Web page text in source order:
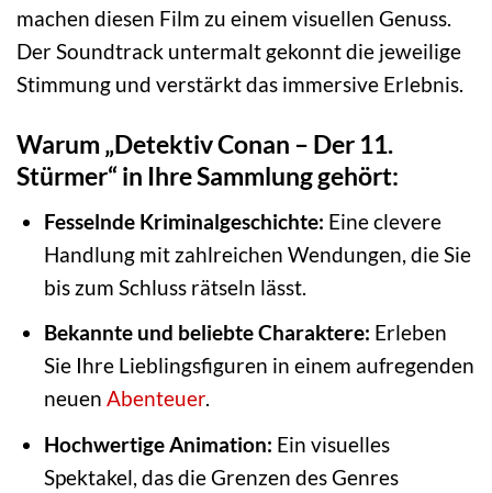
machen diesen Film zu einem visuellen Genuss.
Der Soundtrack untermalt gekonnt die jeweilige
Stimmung und verstärkt das immersive Erlebnis.
Warum „Detektiv Conan – Der 11.
Stürmer“ in Ihre Sammlung gehört:
Fesselnde Kriminalgeschichte: Eine clevere
Handlung mit zahlreichen Wendungen, die Sie
bis zum Schluss rätseln lässt.
Bekannte und beliebte Charaktere: Erleben
Sie Ihre Lieblingsfiguren in einem aufregenden
neuen Abenteuer.
Hochwertige Animation: Ein visuelles
Spektakel, das die Grenzen des Genres